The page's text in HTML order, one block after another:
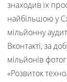
знаходив їх
найбільшою у
мільйонну
Вконтакті, за
мільйонів
«Розвиток